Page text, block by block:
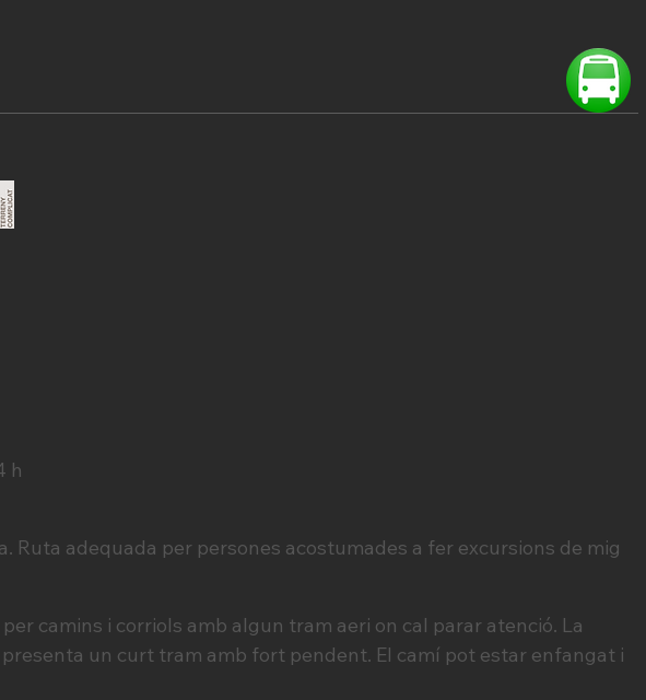
h
Ruta adequada per persones acostumades a fer excursions de mig
camins i corriols amb algun tram aeri on cal parar atenció. La
un curt tram amb fort pendent. El camí pot estar enfangat i